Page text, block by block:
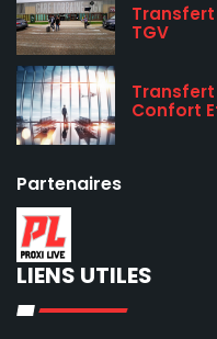
Transfert
TGV
Confort
Partenaires
LIENS UTILES